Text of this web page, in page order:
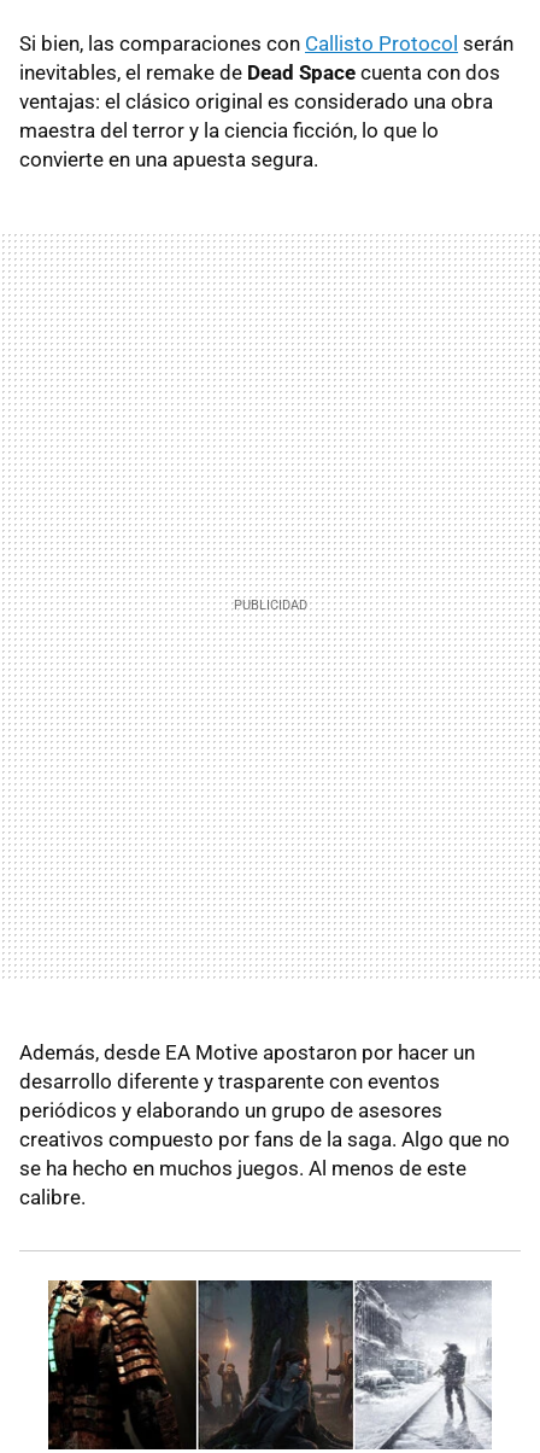
Si bien, las comparaciones con Callisto Protocol serán
inevitables, el remake de Dead Space cuenta con dos
ventajas: el clásico original es considerado una obra
maestra del terror y la ciencia ficción, lo que lo
convierte en una apuesta segura.
Además, desde EA Motive apostaron por hacer un
desarrollo diferente y trasparente con eventos
periódicos y elaborando un grupo de asesores
creativos compuesto por fans de la saga. Algo que no
se ha hecho en muchos juegos. Al menos de este
calibre.